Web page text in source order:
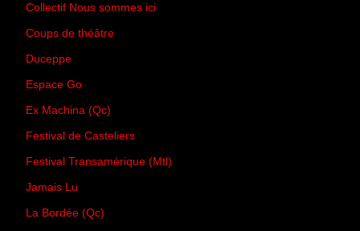
Collectif Nous sommes ici
Coups de théâtre
Duceppe
Espace Go
Ex Machina (Qc)
Festival de Casteliers
Festival Transamérique (Mtl)
Jamais Lu
La Bordée (Qc)